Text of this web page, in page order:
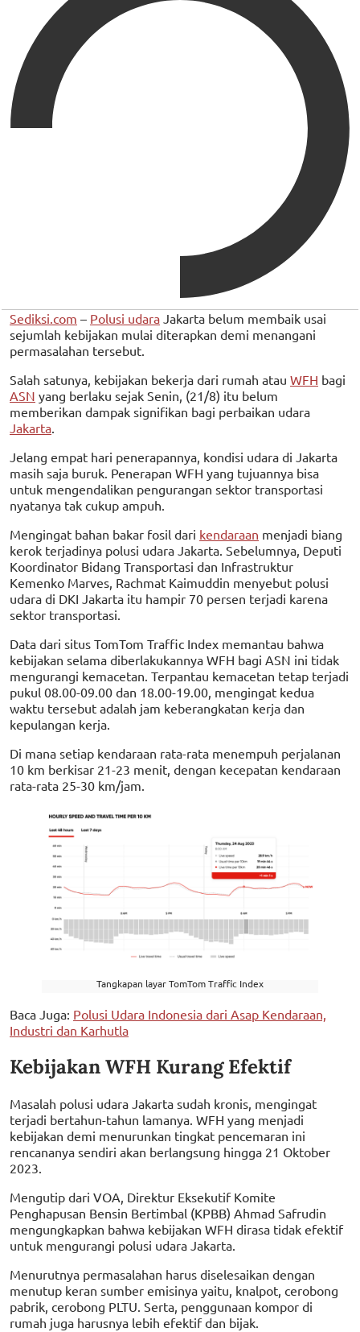
Sediksi.com – Polusi udara Jakarta belum membaik usai
sejumlah kebijakan mulai diterapkan demi menangani
permasalahan tersebut.
Salah satunya, kebijakan bekerja dari rumah atau WFH bagi
ASN yang berlaku sejak Senin, (21/8) itu belum
memberikan dampak signifikan bagi perbaikan udara
Jakarta
Jelang empat hari penerapannya, kondisi udara di Jakarta
masih saja buruk. Penerapan WFH yang tujuannya bisa
untuk mengendalikan pengurangan sektor transportasi
nyatanya tak cukup ampuh.
Mengingat bahan bakar fosil dari kendaraan menjadi biang
kerok terjadinya polusi udara Jakarta. Sebelumnya, Deputi
Koordinator Bidang Transportasi dan Infrastruktur
Kemenko Marves, Rachmat Kaimuddin menyebut polusi
udara di DKI Jakarta itu hampir 70 persen terjadi karena
sektor transportasi.
Data dari situs TomTom Traffic Index memantau bahwa
kebijakan selama diberlakukannya WFH bagi ASN ini tidak
mengurangi kemacetan. Terpantau kemacetan tetap terjadi
pukul 08.00-09.00 dan 18.00-19.00, mengingat kedua
waktu tersebut adalah jam keberangkatan kerja dan
kepulangan kerja.
Di mana setiap kendaraan rata-rata menempuh perjalanan
10 km berkisar 21-23 menit, dengan kecepatan kendaraan
rata-rata 25-30 km/jam.
Tangkapan layar TomTom Traffic Index
Baca Juga: Polusi Udara Indonesia dari Asap Kendaraan,
Industri dan Karhutla
Kebijakan WFH Kurang Efektif
Masalah polusi udara Jakarta sudah kronis, mengingat
terjadi bertahun-tahun lamanya. WFH yang menjadi
kebijakan demi menurunkan tingkat pencemaran ini
rencananya sendiri akan berlangsung hingga 21 Oktober
2023.
Mengutip dari VOA, Direktur Eksekutif Komite
Penghapusan Bensin Bertimbal (KPBB) Ahmad Safrudin
mengungkapkan bahwa kebijakan WFH dirasa tidak efektif
untuk mengurangi polusi udara Jakarta.
Menurutnya permasalahan harus diselesaikan dengan
menutup keran sumber emisinya yaitu, knalpot, cerobong
pabrik, cerobong PLTU. Serta, penggunaan kompor di
rumah juga harusnya lebih efektif dan bijak.